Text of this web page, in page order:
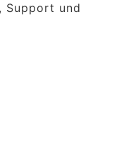
Support und